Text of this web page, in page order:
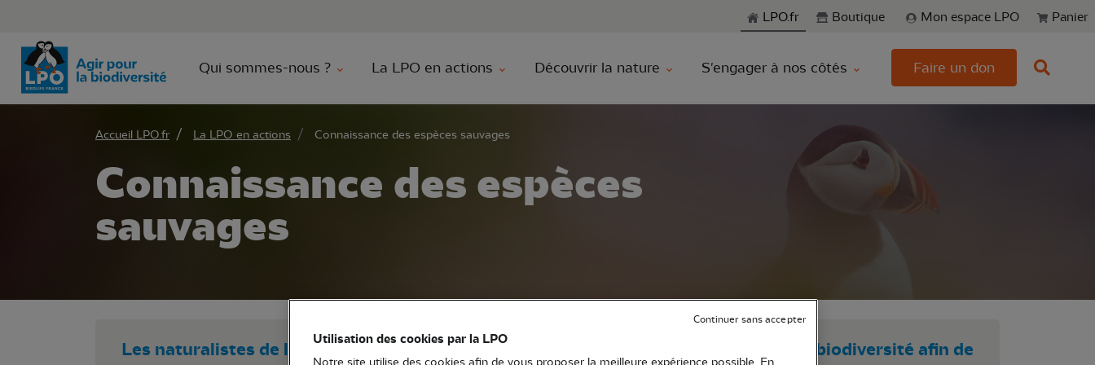
Aller à la rechercheLPO.fr Boutique Mon espace LPO Panier
Qui sommes-nous ? La LPO en actions Découvrir la nature S'engager à nos côtés Faire un don
Accueil LPO.fr La LPO en actions Connaissance des espèces sauvages
Connaissance des espèces
sauvages
Les naturalistes de la LPO participent à de nombreuses études collaboratives sur la biodiversité afin de
Utilisation des cookies par la LPO
Notre site utilise des cookies afin de vous proposer la meilleure expérience possible. En
Continuer sans accepter